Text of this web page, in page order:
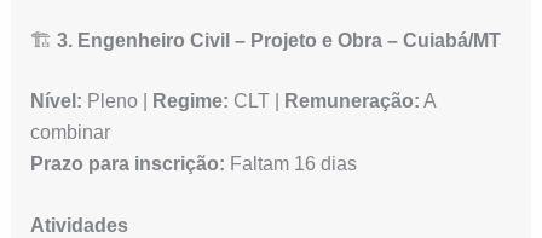
🏗️ 3. Engenheiro Civil – Projeto e Obra – Cuiabá/MT
Nível: Pleno | Regime: CLT | Remuneração: A
combinar
Prazo para inscrição: Faltam 16 dias
Atividades